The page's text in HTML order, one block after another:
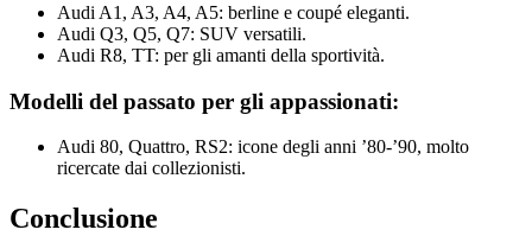
Audi A1, A3, A4, A5: berline e coupé eleganti.
Audi Q3, Q5, Q7: SUV versatili.
Audi R8, TT: per gli amanti della sportività.
Modelli del passato per gli appassionati:
Audi 80, Quattro, RS2: icone degli anni ’80-’90, molto
ricercate dai collezionisti.
Conclusione